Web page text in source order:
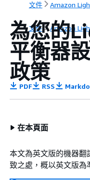
文件 Amazon
文件 Amazon
為您的
平衡器
政策
PDF RSS
在本頁面
本文為英文版的機器翻
致之處，概以英文版為